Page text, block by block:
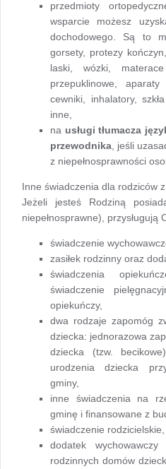
przedmioty
wsparcie możesz
dochodowego. Są to
gorsety, protezy
laski, wózki,
przepuklinowe, aparaty
cewniki, inhalatory,
inne,
na usługi tłumacza
przewodnika , jeśli
z niepełnosprawności
Inne świadczenia dla rodziców
Jeżeli jesteś Rodziną
niepełnosprawne), przysługują
świadczenie
zasiłek rodzinny oraz
świadczenia
świadczenie
opiekuńczy,
dwa rodzaje zapomóg
dziecka: jednorazowa
dziecka (tzw.
urodzenia dziecka
gminy,
inne świadczenia na
gminę i finansowane z
świadczenie rodzicielskie,
dodatek
rodzinnych domów